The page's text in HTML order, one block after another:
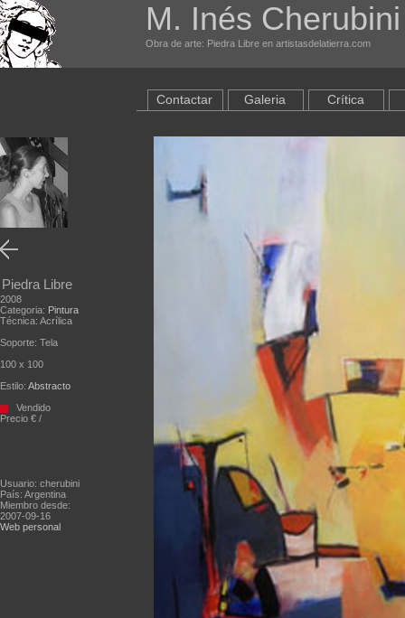
M. Inés Cherubini
Obra de arte: Piedra Libre en artistasdelatierra.com
Piedra Libre
2008
Categoria: Pintura
Técnica: Acrílica
Soporte: Tela
100 x 100
Estilo: Abstracto
Vendido
Precio € /
Usuario: cherubini
País: Argentina
Miembro desde:
2007-09-16
Web personal
Contactar Galeria Crítica